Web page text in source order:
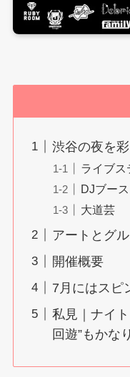
渋谷の夜を
ライブス
DJブース
大道芸
アートとグ
開催概要
7月にはスピ
私見｜ナイ
回遊”もかな